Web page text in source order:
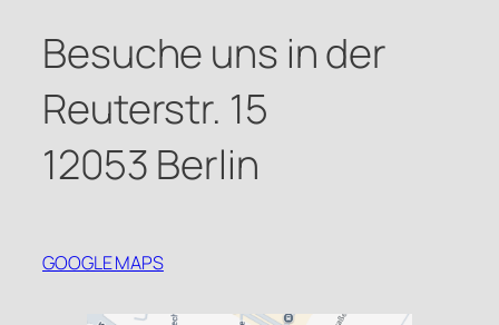
Besuche uns in der
Reuterstr. 15
12053 Berlin
GOOGLE MAPS